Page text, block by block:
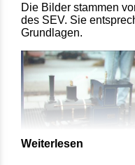
Die Bilder stammen
des SEV. Sie
Grundlagen.
Weiterlesen